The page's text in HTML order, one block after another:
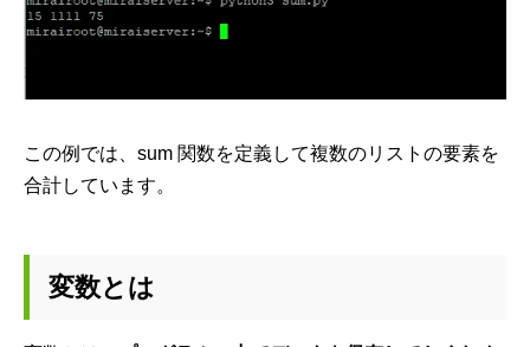
この例では、sum 関数を定義して複数のリストの要素を
合計しています。
変数とは